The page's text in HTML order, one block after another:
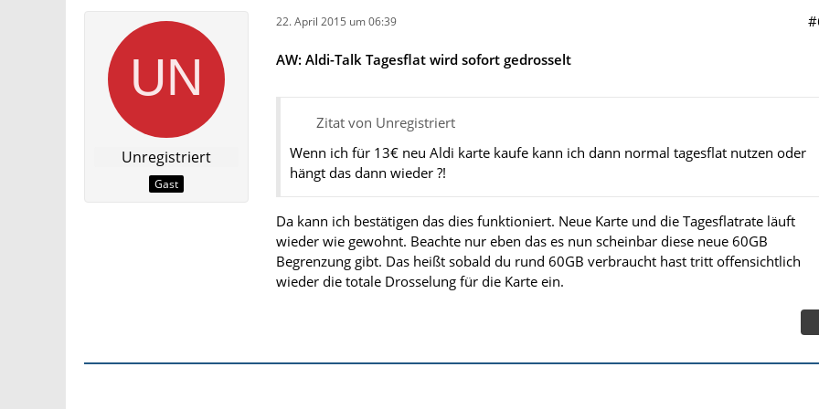
Unregistriert
Gast
22. April 2015 um 06:39
AW: Aldi-Talk Tagesflat wird sofort gedrosselt
Zitat von Unregistriert
Wenn ich für 13€ neu Aldi karte kaufe kann ich dann normal tagesflat nutzen oder
hängt das dann wieder ?!
Da kann ich bestätigen das dies funktioniert. Neue Karte und die Tagesflatrate läuft
wieder wie gewohnt. Beachte nur eben das es nun scheinbar diese neue 60GB
Begrenzung gibt. Das heißt sobald du rund 60GB verbraucht hast tritt offensichtlich
wieder die totale Drosselung für die Karte ein.